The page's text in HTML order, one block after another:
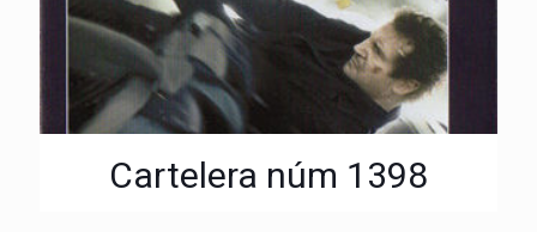
Cartelera núm 1398